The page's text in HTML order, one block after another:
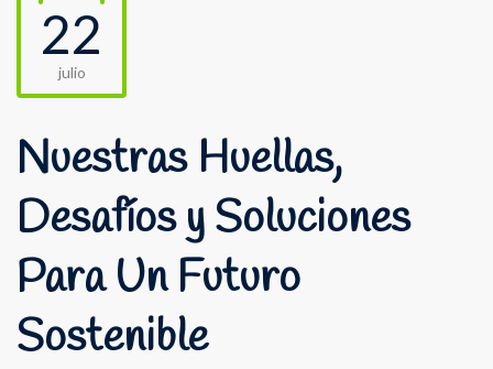
22
julio
Nuestras Huellas,
Desafíos y Soluciones
Para Un Futuro
Sostenible